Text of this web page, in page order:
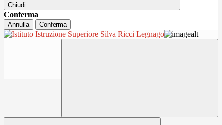
Chiudi
Conferma
Annulla Conferma